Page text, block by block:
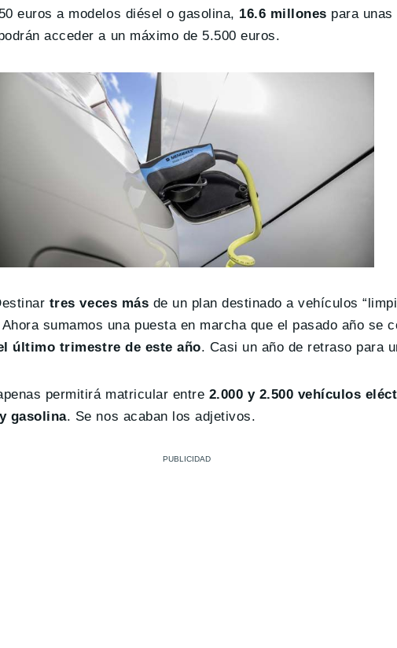
euros a modelos diésel o gasolina, 16.6 millones para
acceder a un máximo de 5.500 euros.
tres veces más de un plan destinado a vehículos
Ahora sumamos una puesta en marcha que el pasado año se
último trimestre de este año. Casi un año de retraso para
permitirá matricular entre 2.000 y 2.500 vehículos
gasolina. Se nos acaban los adjetivos.